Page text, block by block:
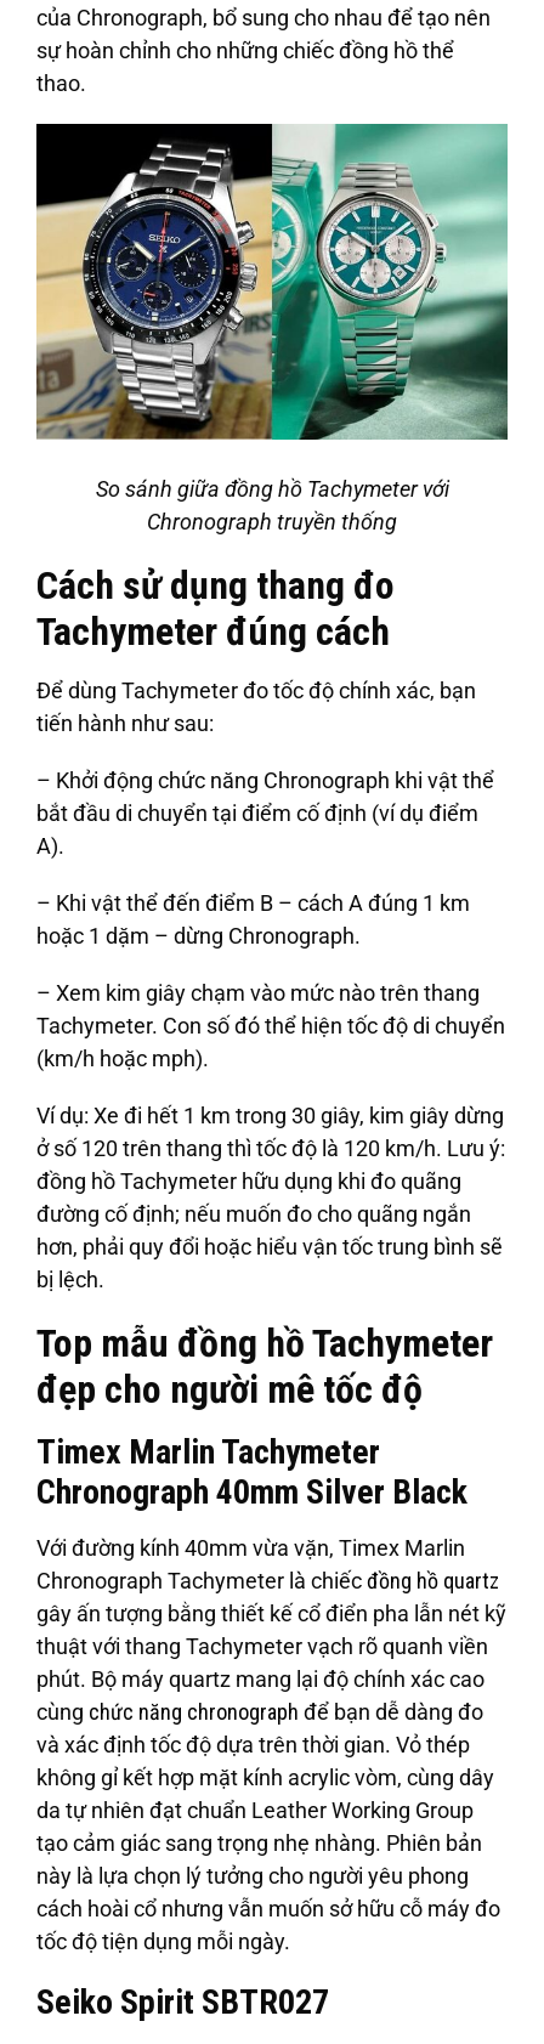
của Chronograph, bổ sung cho nhau để tạo nên
sự hoàn chỉnh cho những chiếc đồng hồ thể
thao.
So sánh giữa đồng hồ Tachymeter với
Chronograph truyền thống
Cách sử dụng thang đo
Tachymeter đúng cách
Để dùng Tachymeter đo tốc độ chính xác, bạn
tiến hành như sau:
– Khởi động chức năng Chronograph khi vật thể
bắt đầu di chuyển tại điểm cố định (ví dụ điểm
A).
– Khi vật thể đến điểm B – cách A đúng 1 km
hoặc 1 dặm – dừng Chronograph.
– Xem kim giây chạm vào mức nào trên thang
Tachymeter. Con số đó thể hiện tốc độ di chuyển
(km/h hoặc mph).
Ví dụ: Xe đi hết 1 km trong 30 giây, kim giây dừng
ở số 120 trên thang thì tốc độ là 120 km/h. Lưu ý:
đồng hồ Tachymeter hữu dụng khi đo quãng
đường cố định; nếu muốn đo cho quãng ngắn
hơn, phải quy đổi hoặc hiểu vận tốc trung bình sẽ
bị lệch.
Top mẫu đồng hồ Tachymeter
đẹp cho người mê tốc độ
Timex Marlin Tachymeter
Chronograph 40mm Silver Black
Với đường kính 40mm vừa vặn, Timex Marlin
Chronograph Tachymeter là chiếcđồng hồ quartz
gây ấn tượng bằng thiết kế cổ điển pha lẫn nét kỹ
thuật với thang Tachymeter vạch rõ quanh viền
phút. Bộ máy quartz mang lại độ chính xác cao
cùng chức năng chronograph để bạn dễ dàng đo
và xác định tốc độ dựa trên thời gian. Vỏ thép
không gỉ kết hợp mặt kính acrylic vòm, cùng dây
da tự nhiên đạt chuẩn Leather Working Group
tạo cảm giác sang trọng nhẹ nhàng. Phiên bản
này là lựa chọn lý tưởng cho người yêu phong
cách hoài cổ nhưng vẫn muốn sở hữu cỗ máy đo
tốc độ tiện dụng mỗi ngày.
Seiko Spirit SBTR027